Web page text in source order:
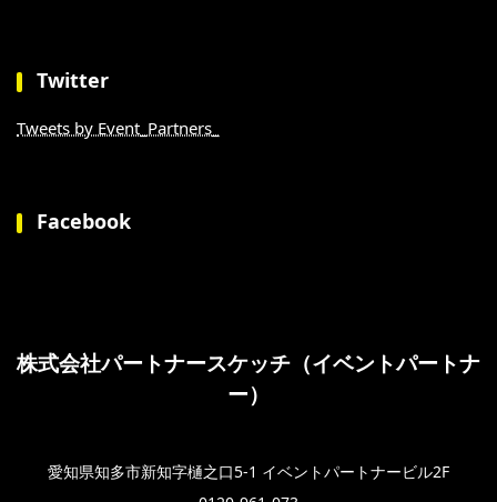
Twitter
Tweets by Event_Partners_
Facebook
株式会社パートナースケッチ（イベントパートナ
ー）
愛知県知多市新知字樋之口5-1 イベントパートナービル2F